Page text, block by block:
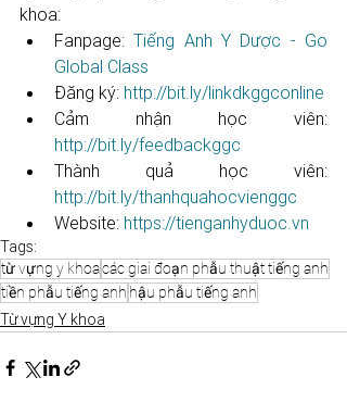
khoa:
Fanpage: Tiếng Anh Y Dược - Go
Global Class
Đăng ký: http://bit.ly/linkdkggconline​​​​​​​​​​​
http://bit.ly/feedbackggc​​​​​​​​​​​
http://bit.ly/thanhquahocvienggc​​​​​
Website: https://tienganhyduoc.vn
Tags:
từ vựng y khoacác giai đoạn phẫu thuật tiếng anh
tiền phẫu tiếng anh hậu phẫu tiếng anh
Từ vựng Y khoa